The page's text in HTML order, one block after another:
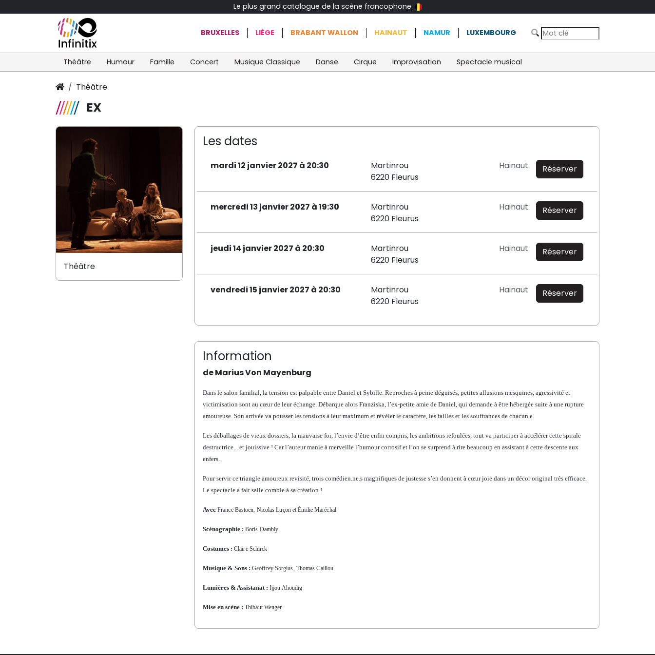
Le plus grand catalogue de la scène francophone
BRUXELLES LIÈGE BRABANT WALLON HAINAUT NAMUR LUXEMBOURG
Théâtre Humour Famille Concert Musique Classique Danse Cirque Improvisation Spectacle musical
Théâtre
EX
Les dates
mardi 12 janvier 2027 à 20:30
Martinrou
6220 Fleurus
Hainaut Réserver
mercredi 13 janvier 2027 à 19:30
Martinrou
6220 Fleurus
Hainaut Réserver
jeudi 14 janvier 2027 à 20:30
Martinrou
6220 Fleurus
Hainaut Réserver
vendredi 15 janvier 2027 à 20:30
Martinrou
6220 Fleurus
Hainaut Réserver
Information
de Marius Von Mayenburg
Dans le salon familial, la tension est palpable entre Daniel et Sybille. Reproches à peine déguisés, petites allusions mesquines, agressivité et
victimisation sont au cœur de leur échange. Débarque alors Franziska, l’ex-petite amie de Daniel, qui demande à être hébergée suite à une rupture
amoureuse. Son arrivée va pousser les tensions à leur maximum et révéler le caractère, les failles et les souffrances de chacun.e.
Les déballages de vieux dossiers, la mauvaise foi, l’envie d’être enfin compris, les ambitions refoulées, tout va participer à accélérer cette spirale
destructrice... et jouissive ! Car l’auteur manie à merveille l’humour corrosif et l’on se surprend à rire beaucoup en assistant à cette descente aux
enfers.
Pour servir ce triangle amoureux revisité, trois comédien.ne.s magnifiques de justesse s’en donnent à cœur joie dans un décor original très efficace.
Le spectacle a fait salle comble à sa création !
Avec France Bastoen, Nicolas Luçon et Émilie Maréchal
Scénographie : Boris Dambly
Costumes : Claire Schirck
Musique & Sons : Geoffrey Sorgius, Thomas Caillou
Lumières & Assistanat : Ijjou Ahoudig
Mise en scène : Thibaut Wenger
Théâtre